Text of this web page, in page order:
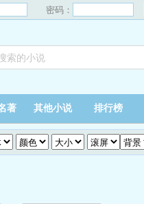
密码：
著 其他小说 排行榜